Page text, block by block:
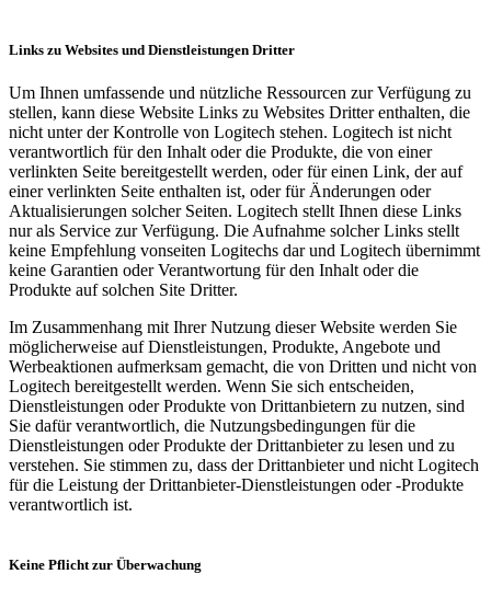
Links zu Websites und Dienstleistungen Dritter
Um Ihnen umfassende und nützliche Ressourcen zur Verfügung zu
stellen, kann diese Website Links zu Websites Dritter enthalten, die
nicht unter der Kontrolle von Logitech stehen. Logitech ist nicht
verantwortlich für den Inhalt oder die Produkte, die von einer
verlinkten Seite bereitgestellt werden, oder für einen Link, der auf
einer verlinkten Seite enthalten ist, oder für Änderungen oder
Aktualisierungen solcher Seiten. Logitech stellt Ihnen diese Links
nur als Service zur Verfügung. Die Aufnahme solcher Links stellt
keine Empfehlung vonseiten Logitechs dar und Logitech übernimmt
keine Garantien oder Verantwortung für den Inhalt oder die
Produkte auf solchen Site Dritter.
Im Zusammenhang mit Ihrer Nutzung dieser Website werden Sie
möglicherweise auf Dienstleistungen, Produkte, Angebote und
Werbeaktionen aufmerksam gemacht, die von Dritten und nicht von
Logitech bereitgestellt werden. Wenn Sie sich entscheiden,
Dienstleistungen oder Produkte von Drittanbietern zu nutzen, sind
Sie dafür verantwortlich, die Nutzungsbedingungen für die
Dienstleistungen oder Produkte der Drittanbieter zu lesen und zu
verstehen. Sie stimmen zu, dass der Drittanbieter und nicht Logitech
für die Leistung der Drittanbieter-Dienstleistungen oder -Produkte
verantwortlich ist.
Keine Pflicht zur Überwachung